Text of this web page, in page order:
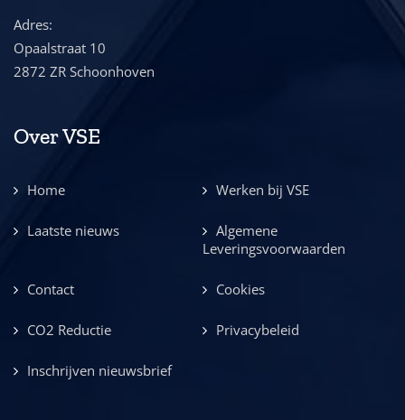
Adres:
Opaalstraat 10
2872 ZR Schoonhoven
Over VSE
Home Werken bij VSE
Laatste nieuws
Algemene
Leveringsvoorwaarden
Contact Cookies
CO2 Reductie Privacybeleid
Inschrijven nieuwsbrief